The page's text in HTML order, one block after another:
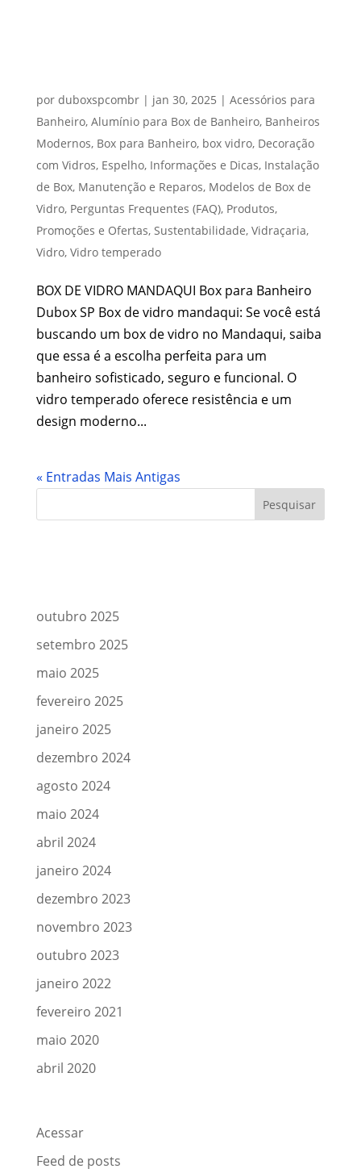
por duboxspcombr| jan 30, 2025 | Acessórios para
Banheiro, Alumínio para Box de Banheiro, Banheiros
Modernos, Box para Banheiro, box vidro, Decoração
com Vidros, Espelho, Informações e Dicas, Instalação
de Box, Manutenção e Reparos, Modelos de Box de
Vidro, Perguntas Frequentes (FAQ), Produtos,
Promoções e Ofertas, Sustentabilidade, Vidraçaria,
Vidro, Vidro temperado
BOX DE VIDRO MANDAQUI Box para Banheiro
Dubox SP Box de vidro mandaqui: Se você está
buscando um box de vidro no Mandaqui, saiba
que essa é a escolha perfeita para um
banheiro sofisticado, seguro e funcional. O
vidro temperado oferece resistência e um
design moderno...
« Entradas Mais Antigas
outubro 2025
setembro 2025
maio 2025
fevereiro 2025
janeiro 2025
dezembro 2024
agosto 2024
maio 2024
abril 2024
janeiro 2024
dezembro 2023
novembro 2023
outubro 2023
janeiro 2022
fevereiro 2021
maio 2020
abril 2020
Acessar
Feed de posts